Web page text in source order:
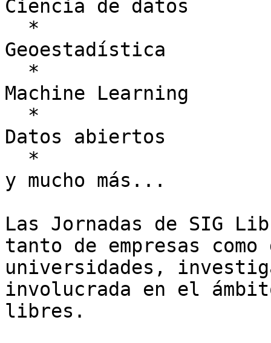
Ciencia de datos
Geoestadística
Machine Learning
Datos abiertos
y mucho más...
Las Jornadas de SIG
tanto de empresas
universidades,
involucrada en el
libres.